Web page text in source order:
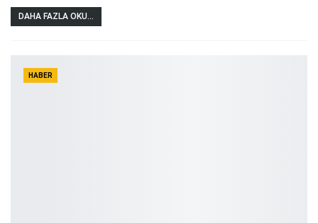
DAHA FAZLA OKU...
HABER